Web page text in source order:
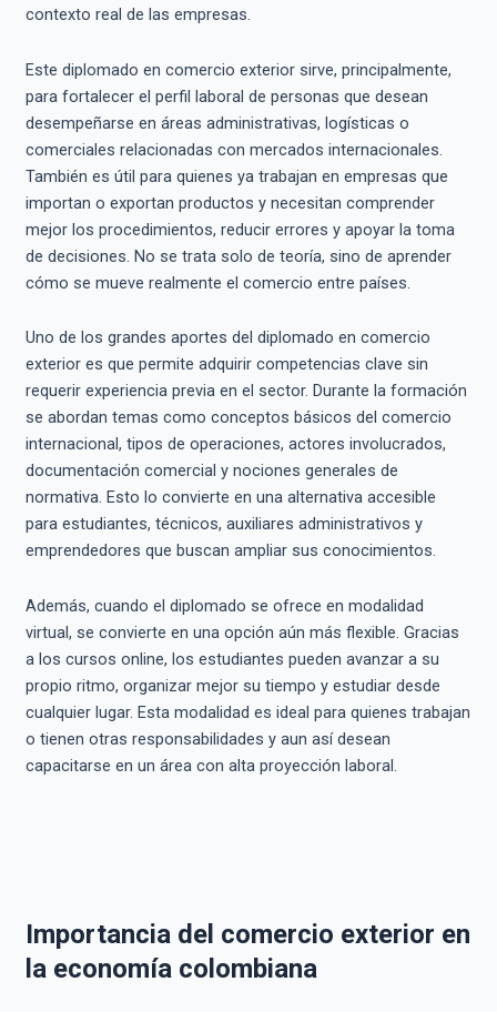
contexto real de las empresas.
Este diplomado en comercio exterior sirve, principalmente,
para fortalecer el perfil laboral de personas que desean
desempeñarse en áreas administrativas, logísticas o
comerciales relacionadas con mercados internacionales.
También es útil para quienes ya trabajan en empresas que
importan o exportan productos y necesitan comprender
mejor los procedimientos, reducir errores y apoyar la toma
de decisiones. No se trata solo de teoría, sino de aprender
cómo se mueve realmente el comercio entre países.
Uno de los grandes aportes del diplomado en comercio
exterior es que permite adquirir competencias clave sin
requerir experiencia previa en el sector. Durante la formación
se abordan temas como conceptos básicos del comercio
internacional, tipos de operaciones, actores involucrados,
documentación comercial y nociones generales de
normativa. Esto lo convierte en una alternativa accesible
para estudiantes, técnicos, auxiliares administrativos y
emprendedores que buscan ampliar sus conocimientos.
Además, cuando el diplomado se ofrece en modalidad
virtual, se convierte en una opción aún más flexible. Gracias
a los cursos online, los estudiantes pueden avanzar a su
propio ritmo, organizar mejor su tiempo y estudiar desde
cualquier lugar. Esta modalidad es ideal para quienes trabajan
o tienen otras responsabilidades y aun así desean
capacitarse en un área con alta proyección laboral.
Importancia del comercio exterior en
la economía colombiana